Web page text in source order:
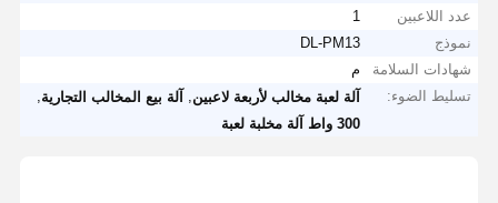
عدد اللاعبين
1
نموذج
DL-PM13
شهادات السلامة
م
تسليط الضوء:
آلة لعبة مخالب لأربعة لاعبين آلة بيع المخالب التجارية
300 واط آلة مخلبة لعبة